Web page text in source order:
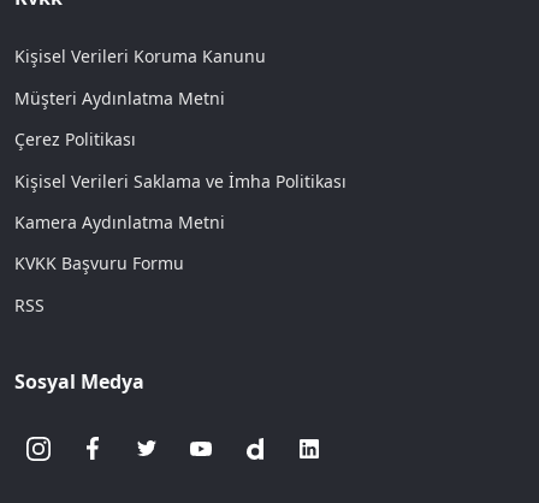
Kişisel Verileri Koruma Kanunu
Müşteri Aydınlatma Metni
Çerez Politikası
Kişisel Verileri Saklama ve İmha Politikası
Kamera Aydınlatma Metni
KVKK Başvuru Formu
RSS
Sosyal Medya